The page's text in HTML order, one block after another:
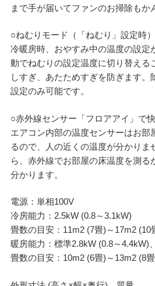
まで手が届いてファンのお掃除もか
○ねむりモード（「ねむり」設定時）
冷暖房時、おやすみ中の温度の設定
動でねむりの設定温度に切り替える
しすぎ、あたためすぎを防ぎます。
設定のみ可能です。
○赤外線センサー「フロアアイ」で
エアコン内部の温度センサーはお部
るので、人の近くの温度が分かりま
ら、赤外線でお部屋の床温度を測る
分かります。
電源：単相100V
冷房能力：2.5kW (0.8～3.1kW)
畳数の目安：11m2 (7畳)～17m2 (10
暖房能力：標準2.8kW (0.8～4.4kW)
畳数の目安：10m2 (6畳)～13m2 (8